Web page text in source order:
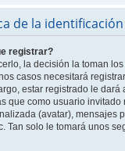
de la
registrar?
la decisión la toman
casos necesitará
estar registrado le dará
que como usuario invitado
(avatar), mensajes
Tan solo le tomará unos